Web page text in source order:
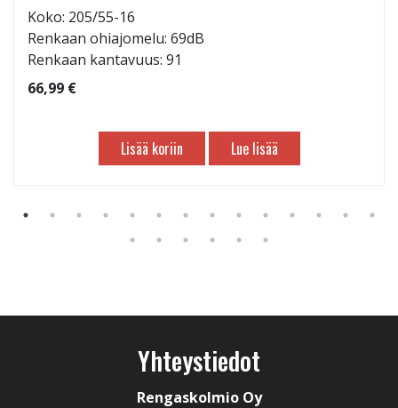
Koko: 205/55-16
Renkaan ohiajomelu: 69dB
Renkaan kantavuus: 91
66,99 €
Lisää koriin Lue lisää
Yhteystiedot
Rengaskolmio Oy